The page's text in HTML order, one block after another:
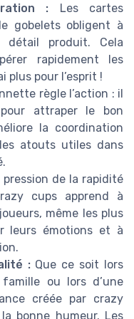
: Les cartes
gobelets obligent à
produit. Cela
rapidement les
plus pour l’esprit !
règle l’action : il
attraper le bon
la coordination
atouts utiles dans
de la rapidité
cups apprend à
même les plus
leurs émotions et à
:Que ce soit lors
ou lors d’une
créée par crazy
bonne humeur. Les